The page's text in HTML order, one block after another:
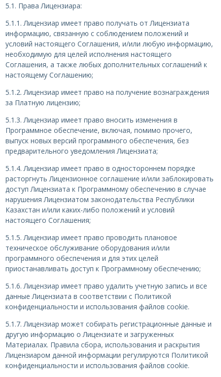
5.1. Права Лицензиара:
5.1.1. Лицензиар имеет право получать от Лицензиата
информацию, связанную с соблюдением положений и
условий настоящего Соглашения, и/или любую информацию,
необходимую для целей исполнения настоящего
Соглашения, а также любых дополнительных соглашений к
настоящему Соглашению;
5.1.2. Лицензиар имеет право на получение вознаграждения
за Платную лицензию;
5.1.3. Лицензиар имеет право вносить изменения в
Программное обеспечение, включая, помимо прочего,
выпуск новых версий программного обеспечения, без
предварительного уведомления Лицензиата;
5.1.4. Лицензиар имеет право в одностороннем порядке
расторгнуть Лицензионное соглашение и/или заблокировать
доступ Лицензиата к Программному обеспечению в случае
нарушения Лицензиатом законодательства Республики
Казахстан и/или каких-либо положений и условий
настоящего Соглашения;
5.1.5. Лицензиар имеет право проводить плановое
техническое обслуживание оборудования и/или
программного обеспечения и для этих целей
приостанавливать доступ к Программному обеспечению;
5.1.6. Лицензиар имеет право удалить учетную запись и все
данные Лицензиата в соответствии с Политикой
конфиденциальности и использования файлов cookie.
5.1.7. Лицензиар может собирать регистрационные данные и
другую информацию о Лицензиате и загруженных
Материалах. Правила сбора, использования и раскрытия
Лицензиаром данной информации регулируются Политикой
конфиденциальности и использования файлов cookie.